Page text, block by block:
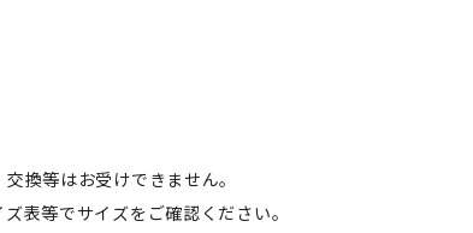
換等はお受けできません。
表等でサイズをご確認ください。